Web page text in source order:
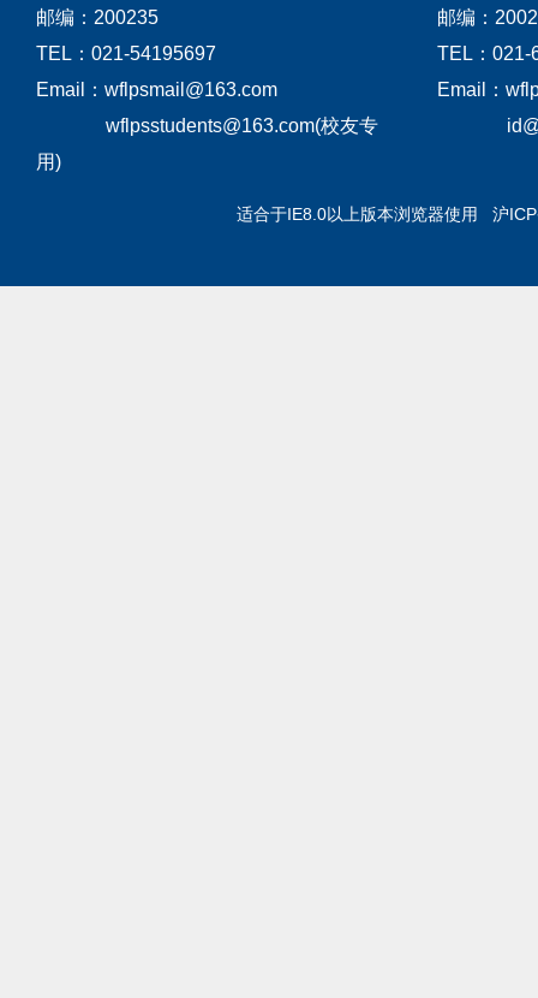
邮编：200235
TEL：021-54195697
Email：wflpsmail@163.com
wflpsstudents@163.com(校友专
用)
邮编：
TEL：021-
Email：
适合于IE8.0以上版本浏览器使用 沪